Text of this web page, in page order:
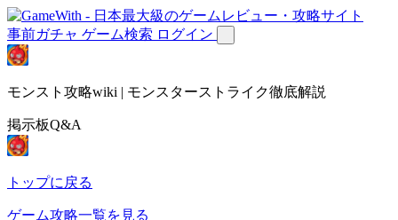
事前ガチャ ゲーム検索 ログイン
モンスト攻略wiki | モンスターストライク徹底解説
掲示板Q&A
トップに戻る
ゲーム攻略一覧を見る